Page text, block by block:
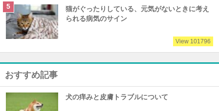
猫がぐったりしている、元気がないときに考え
られる病気のサイン
View 101796
おすすめ記事
犬の痒みと皮膚トラブルについて